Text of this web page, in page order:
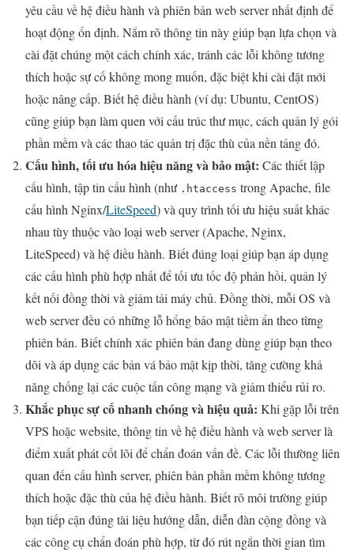
yêu cầu về hệ điều hành và phiên bản web server nhất định để
hoạt động ổn định. Nắm rõ thông tin này giúp bạn lựa chọn và
cài đặt chúng một cách chính xác, tránh các lỗi không tương
thích hoặc sự cố không mong muốn, đặc biệt khi cài đặt mới
hoặc nâng cấp. Biết hệ điều hành (ví dụ: Ubuntu, CentOS)
cũng giúp bạn làm quen với cấu trúc thư mục, cách quản lý gói
phần mềm và các thao tác quản trị đặc thù của nền tảng đó.
Cấu hình, tối ưu hóa hiệu năng và bảo mật: Các thiết lập
cấu hình, tập tin cấu hình (như .htaccess trong Apache, file
cấu hình Nginx/LiteSpeed) và quy trình tối ưu hiệu suất khác
nhau tùy thuộc vào loại web server (Apache, Nginx,
LiteSpeed) và hệ điều hành. Biết đúng loại giúp bạn áp dụng
các cấu hình phù hợp nhất để tối ưu tốc độ phản hồi, quản lý
kết nối đồng thời và giảm tải máy chủ. Đồng thời, mỗi OS và
web server đều có những lỗ hổng bảo mật tiềm ẩn theo từng
phiên bản. Biết chính xác phiên bản đang dùng giúp bạn theo
dõi và áp dụng các bản vá bảo mật kịp thời, tăng cường khả
năng chống lại các cuộc tấn công mạng và giảm thiểu rủi ro.
Khắc phục sự cố nhanh chóng và hiệu quả: Khi gặp lỗi trên
VPS hoặc website, thông tin về hệ điều hành và web server là
điểm xuất phát cốt lõi để chẩn đoán vấn đề. Các lỗi thường liên
quan đến cấu hình server, phiên bản phần mềm không tương
thích hoặc đặc thù của hệ điều hành. Biết rõ môi trường giúp
bạn tiếp cận đúng tài liệu hướng dẫn, diễn đàn cộng đồng và
các công cụ chẩn đoán phù hợp, từ đó rút ngắn thời gian tìm